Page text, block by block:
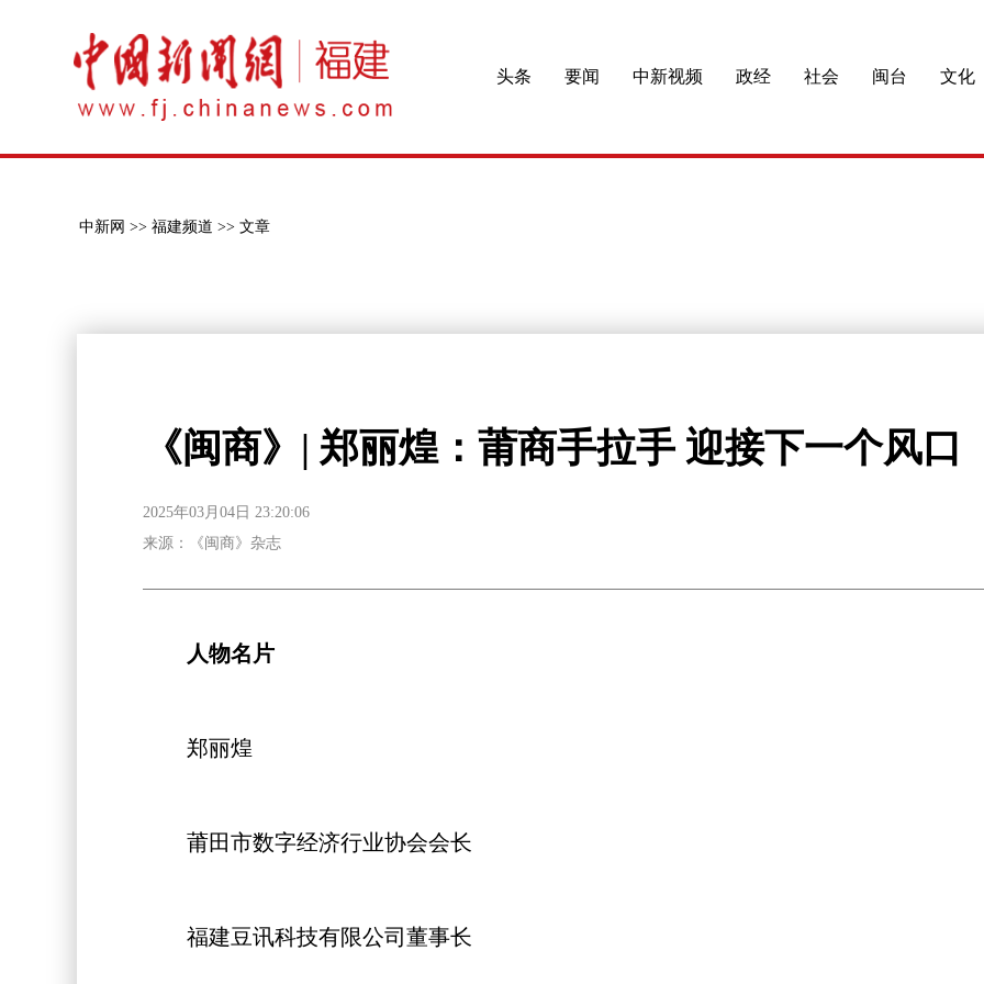
头条 要闻 中新视频 政经 社会 闽台 文化
中新网 >> 福建频道 >> 文章
《闽商》| 郑丽煌：莆商手拉手 迎接下一个风口
2025年03月04日 23:20:06
来源：《闽商》杂志
人物名片
郑丽煌
莆田市数字经济行业协会会长
福建豆讯科技有限公司董事长